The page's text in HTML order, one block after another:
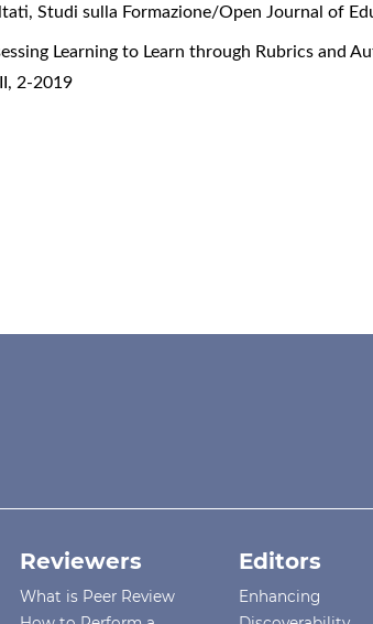
,Studi sulla Formazione/Open Journal of
Learning to Learn through Rubrics and
2-2019
Reviewers
What is Peer Review
Editors
Enhancing